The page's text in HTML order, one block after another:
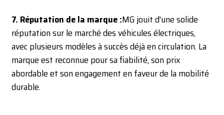
7. Réputation de la marque :MG jouit d'une solide
réputation sur le marché des véhicules électriques,
avec plusieurs modèles à succès déjà en circulation. La
marque est reconnue pour sa fiabilité, son prix
abordable et son engagement en faveur de la mobilité
durable.